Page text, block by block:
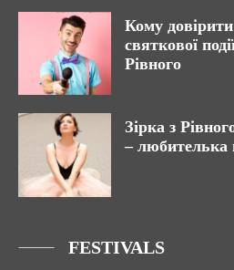
Кому
святкової
Рівного
Зірка з
– любителька
FESTIVALS